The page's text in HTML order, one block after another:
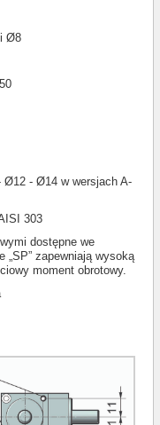
Ø8
Ø12 - Ø14 w wersjach A-
303
dostępne we
„SP” zapewniają wysoką
moment obrotowy.